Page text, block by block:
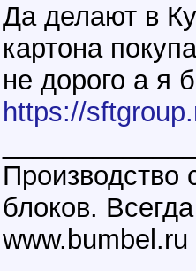
Да делают в
картона
не дорого а я
https://
Производство
блоков.
www.bumbel.ru